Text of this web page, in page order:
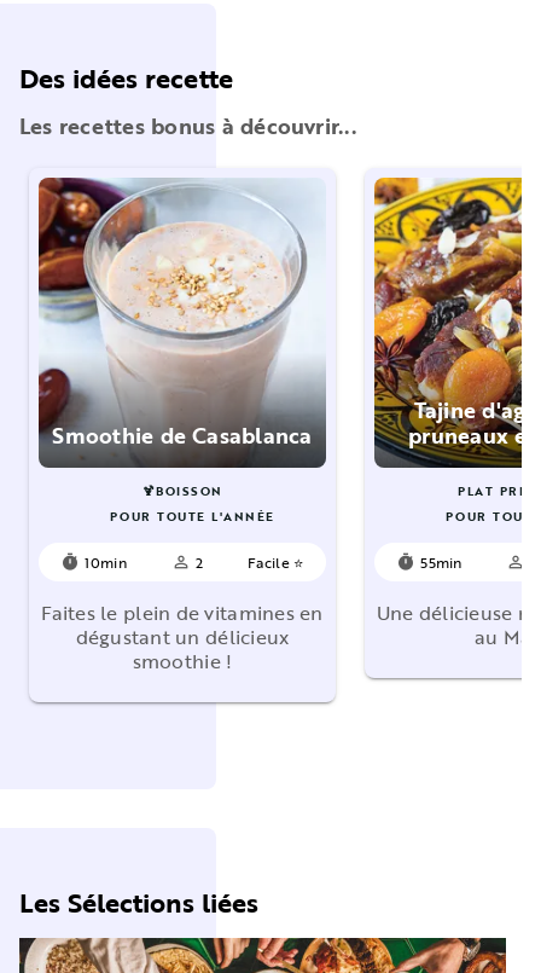
Des idées recette
Les recettes bonus à découvrir...
Smoothie de Casablanca
🍹BOISSON
POUR TOUTE L'ANNÉE
timer 10min person_outline 2 Facile ⭐
Faites le plein de vitamines en
dégustant un délicieux
smoothie !
Tajine
pruneaux
PLAT
POUR
timer 55min person_outline
Une délicieuse
au
Les Sélections liées